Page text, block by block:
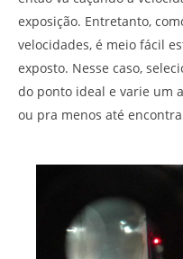
exposição. Entretanto,
velocidades, é meio fácil
exposto. Nesse caso,
do ponto ideal e varie um
ou pra menos até